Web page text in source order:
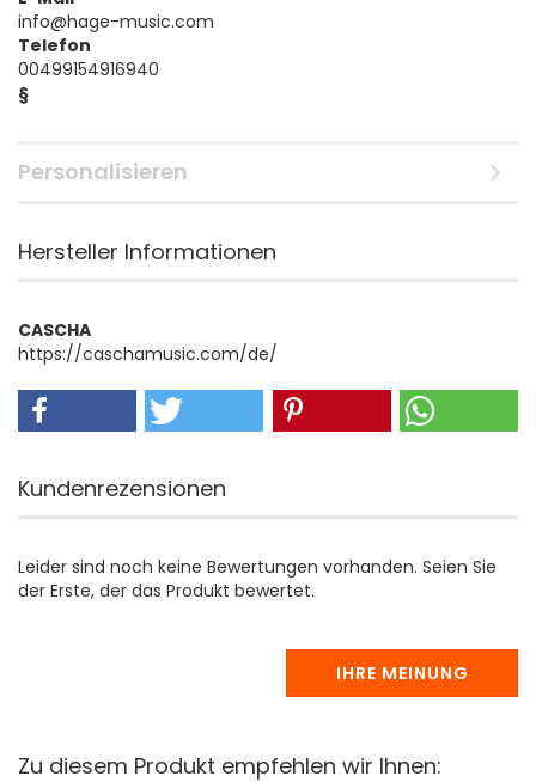
info@hage-music.com
Telefon
00499154916940
§
Personalisieren
Hersteller Informationen
CASCHA
https://caschamusic.com/de/
Kundenrezensionen
Leider sind noch keine Bewertungen vorhanden. Seien Sie
der Erste, der das Produkt bewertet.
IHRE MEINUNG
Zu diesem Produkt empfehlen wir Ihnen: